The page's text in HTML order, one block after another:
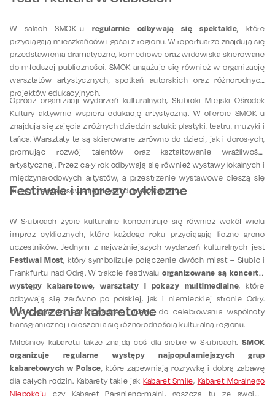
W salach SMOK-u regularnie odbywają się spektakle, które
przyciągają mieszkańców i gości z regionu. W repertuarze znajdują się
przedstawienia dramatyczne, komediowe oraz widowiska skierowane
do młodszej publiczności. SMOK angażuje się również w organizację
warsztatów artystycznych, spotkań autorskich oraz różnorodnych
projektów edukacyjnych.
Oprócz organizacji wydarzeń kulturalnych, Słubicki Miejski Ośrodek
Kultury aktywnie wspiera edukację artystyczną. W ofercie SMOK-u
znajdują się zajęcia z różnych dziedzin sztuki: plastyki, teatru, muzyki i
tańca. Warsztaty te są skierowane zarówno do dzieci, jak i dorosłych,
promując rozwój talentów oraz kształtowanie wrażliwości
artystycznej. Przez cały rok odbywają się również wystawy lokalnych i
międzynarodowych artystów, a przestrzenie wystawowe cieszą się
dużym zainteresowaniem wśród mieszkańców.
Festiwale i imprezy cykliczne
W Słubicach życie kulturalne koncentruje się również wokół wielu
imprez cyklicznych, które każdego roku przyciągają liczne grono
uczestników. Jednym z najważniejszych wydarzeń kulturalnych jest
Festiwal Most, który symbolizuje połączenie dwóch miast – Słubic i
Frankfurtu nad Odrą. W trakcie festiwalu organizowane są koncerty,
występy kabaretowe, warsztaty i pokazy multimedialne, które
odbywają się zarówno po polskiej, jak i niemieckiej stronie Odry.
Wydarzenie to jest doskonałą okazją do celebrowania wspólnoty
transgranicznej i cieszenia się różnorodnością kulturalną regionu.
Wydarzenia kabaretowe
Miłośnicy kabaretu także znajdą coś dla siebie w Słubicach. SMOK
organizuje regularne występy najpopularniejszych grup
kabaretowych w Polsce, które zapewniają rozrywkę i dobrą zabawę
dla całych rodzin. Kabarety takie jakKabaret Smile, Kabaret Moralnego
Niepokoju czy Kabaret Paranienormalni, goszczą tu ze swoimi